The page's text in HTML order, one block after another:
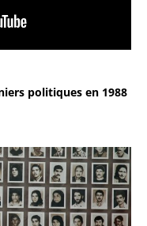
politiques en 1988